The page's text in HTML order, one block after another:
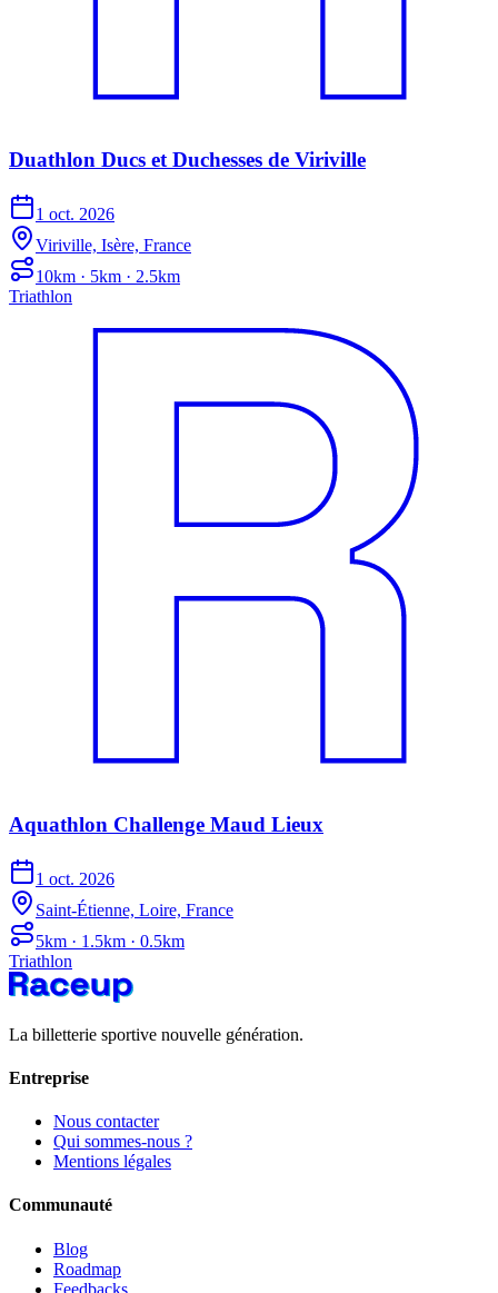
Duathlon Ducs et Duchesses de Viriville
1 oct. 2026
Viriville, Isère, France
10km · 5km · 2.5km
Triathlon
Aquathlon Challenge Maud Lieux
1 oct. 2026
Saint-Étienne, Loire, France
5km · 1.5km · 0.5km
Triathlon
La billetterie sportive nouvelle génération.
Entreprise
Nous contacter
Qui sommes-nous ?
Mentions légales
Communauté
Blog
Roadmap
Feedbacks